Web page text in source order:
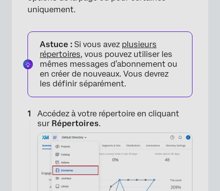
uniquement.
Astuce : Si vous avez plusieurs
répertoires, vous pouvez utiliser les
mêmes messages d’abonnement ou
en créer de nouveaux. Vous devrez
les définir séparément.
Accédez à votre répertoire en cliquant
sur Répertoires.